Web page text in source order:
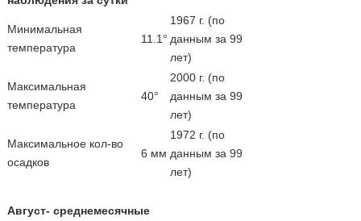
Минимальная
температура
11.1°
1967 г. (по
данным за 99
лет)
Максимальная
температура
40°
2000 г. (по
данным за 99
лет)
Максимальное кол-во
осадков
6 мм
1972 г. (по
данным за 99
лет)
Август- среднемесячные